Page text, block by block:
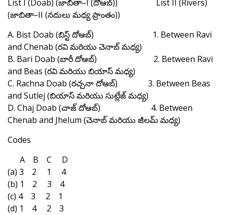
List I (Doab) (జాబితా–I (దోఆబ్)) List II (Rivers)
(జాబితా–II (నదులు మధ్య ప్రాంతం))
A. Bist Doab (బిస్ట్ దోఆబ్) 1. Between Ravi
and Chenab (రవి మరియు చెనాబ్ మధ్య)
B. Bari Doab (బారీ దోఆబ్) 2. Between Ravi
and Beas (రవి మరియు బియాస్ మధ్య)
C. Rachna Doab (రచ్చనా దోఆబ్) 3. Between Beas
and Sutlej (బియాస్ మరియు సుట్లేజ్ మధ్య)
D. Chaj Doab (చాజ్ దోఆబ్) 4. Between
Chenab and Jhelum (చెనాబ్ మరియు జీలమ్ మధ్య)
Codes
A B C D
(a) 3 2 1 4
(b) 1 2 3 4
(c) 4 3 2 1
(d) 1 4 2 3